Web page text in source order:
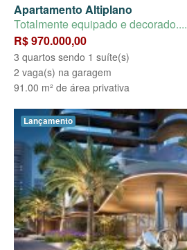
Apartamento Altiplano
Totalmente equipado e decorado....
R$ 970.000,00
3 quartos sendo 1 suíte(s)
2 vaga(s) na garagem
91.00 m² de área privativa
Lançamento